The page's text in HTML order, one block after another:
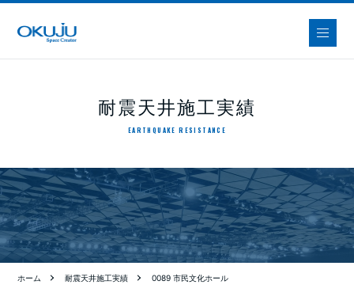
耐震天井施工実績
EARTHQUAKE RESISTANCE
ホーム 耐震天井施工実績 0089 市民文化ホール